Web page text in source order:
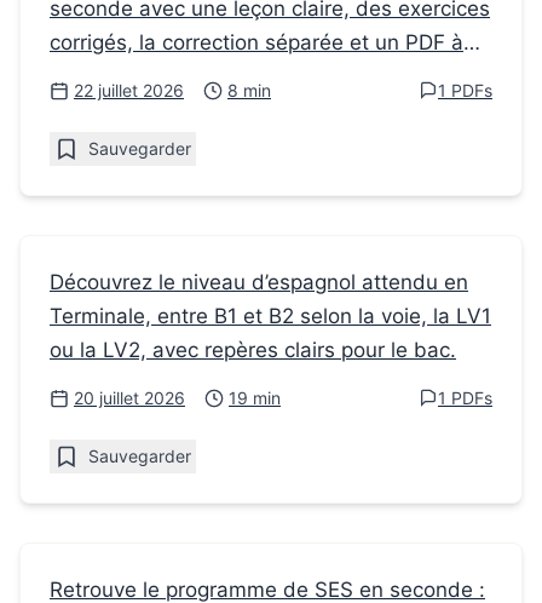
Comment préparer l’oral du Bac français
2023 en seconde
seconde avec une leçon claire, des exercices
corrigés, la correction séparée et un PDF à
imprimer.
22 juillet 2026 8 min 1 PDFs
Sauvegarder
Fiches de révision
Niveau espagnol Terminale : le niveau
attendu au bac
Découvrez le niveau d’espagnol attendu en
Terminale, entre B1 et B2 selon la voie, la LV1
ou la LV2, avec repères clairs pour le bac.
20 juillet 2026 19 min 1 PDFs
Sauvegarder
Fiches de révision
Retrouve le programme de SES en seconde :